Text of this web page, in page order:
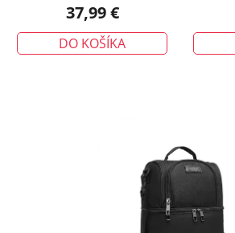
37,99 €
DO KOŠÍKA